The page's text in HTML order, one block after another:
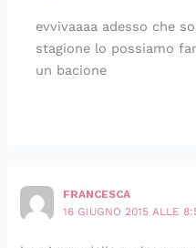
evvivaaaa adesso che
stagione lo possiamo
un bacione
FRANCESCA
16 GIUGNO 2015 ALLE